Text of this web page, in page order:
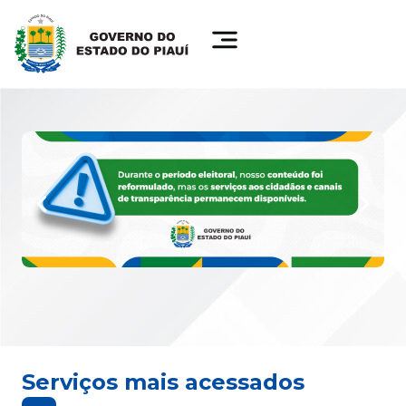
Serviços mais acessados